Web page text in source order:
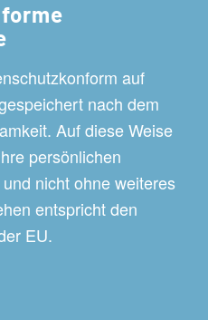
auf
nach dem
Auf diese Weise
persönlichen
nicht ohne weiteres
entspricht den
EU.